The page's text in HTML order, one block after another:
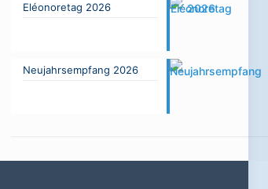
Eléonoretag 2026
Neujahrsempfang 2026